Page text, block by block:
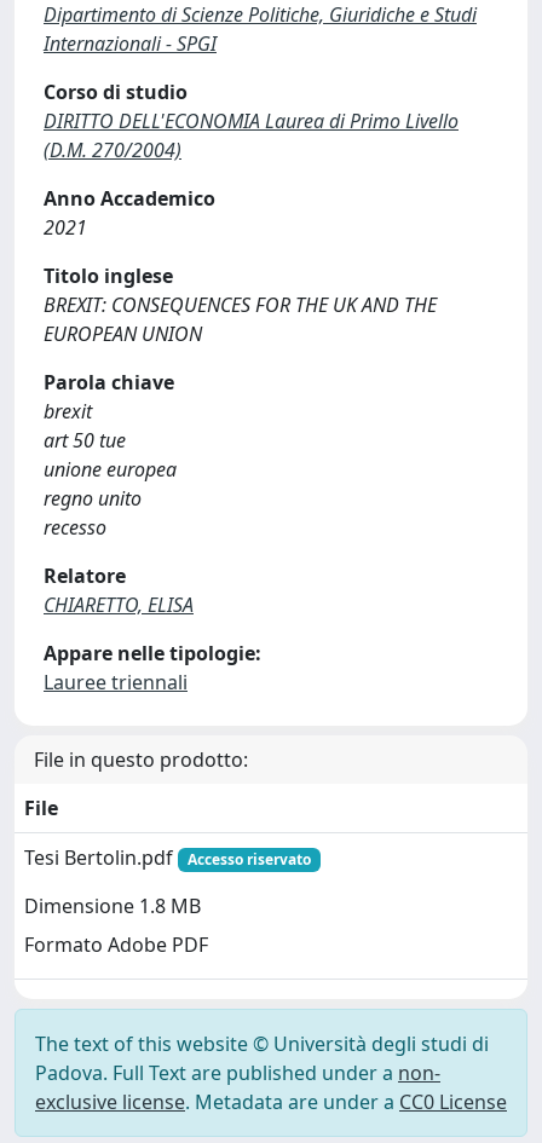
Dipartimento di Scienze Politiche, Giuridiche e Studi
Internazionali - SPGI
Corso di studio
DIRITTO DELL'ECONOMIA Laurea di Primo Livello
(D.M. 270/2004)
Anno Accademico
2021
Titolo inglese
BREXIT: CONSEQUENCES FOR THE UK AND THE
EUROPEAN UNION
Parola chiave
brexit
art 50 tue
unione europea
regno unito
recesso
Relatore
CHIARETTO, ELISA
Appare nelle tipologie:
Lauree triennali
File in questo prodotto:
File
Tesi Bertolin.pdf
Accesso riservato
Dimensione 1.8 MB
Formato Adobe PDF
The text of this website © Università degli studi di
Padova. Full Text are published under a non-
exclusive license. Metadata are under a CC0 License